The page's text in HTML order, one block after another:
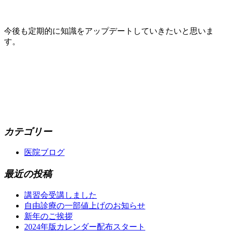
今後も定期的に知識をアップデートしていきたいと思いま
す。
カテゴリー
医院ブログ
最近の投稿
講習会受講しました
自由診療の一部値上げのお知らせ
新年のご挨拶
2024年版カレンダー配布スタート